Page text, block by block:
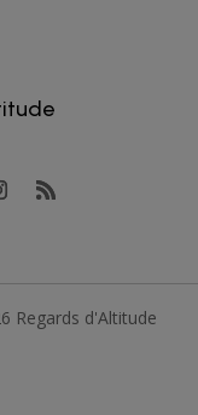
Regards d'Altitude